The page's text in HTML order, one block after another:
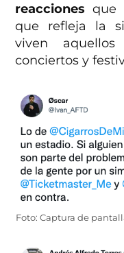
reacciones que
que refleja la
viven
conciertos y
Foto: Captura de